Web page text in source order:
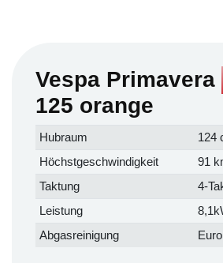
Vespa Primavera
125 orange
Hubraum
124
Höchstgeschwindigkeit
91
Taktung
4-
Leistung
Abgasreinigung